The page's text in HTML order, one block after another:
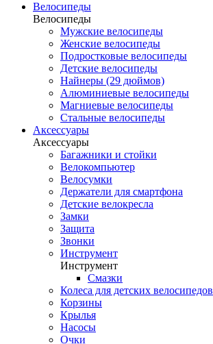
Велосипеды
Велосипеды
Мужские велосипеды
Женские велосипеды
Подростковые велосипеды
Детские велосипеды
Найнеры (29 дюймов)
Алюминиевые велосипеды
Магниевые велосипеды
Стальные велосипеды
Аксессуары
Аксессуары
Багажники и стойки
Велокомпьютер
Велосумки
Держатели для смартфона
Детские велокресла
Замки
Защита
Звонки
Инструмент
Инструмент
Смазки
Колеса для детских велосипедов
Корзины
Крылья
Насосы
Очки